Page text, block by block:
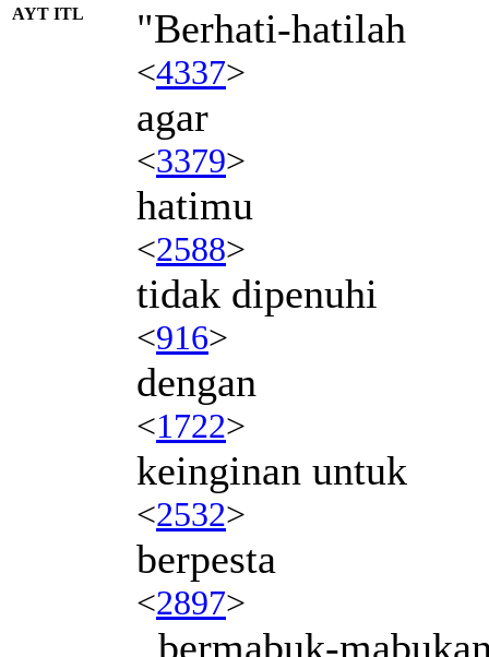
AYT ITL "Berhati-hatilah
<4337>
agar
<3379>
hatimu
<2588>
tidak dipenuhi
<916>
dengan
<1722>
keinginan untuk
<2532>
berpesta
<2897>
, bermabuk-